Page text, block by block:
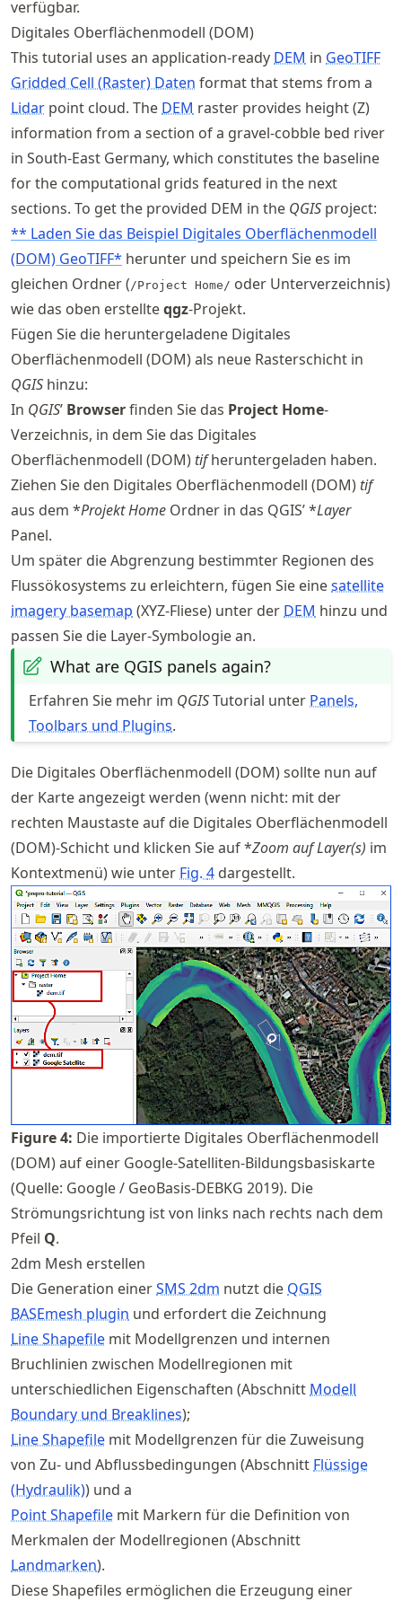
verfügbar.
Digitales Oberflächenmodell (DOM)
This tutorial uses an application-ready DEM in GeoTIFF
Gridded Cell (Raster) Daten format that stems from a
Lidar point cloud. The DEM raster provides height (Z)
information from a section of a gravel-cobble bed river
in South-East Germany, which constitutes the baseline
for the computational grids featured in the next
sections. To get the provided DEM in the QGIS project:
** Laden Sie das Beispiel Digitales Oberflächenmodell
(DOM) GeoTIFF* herunter und speichern Sie es im
gleichen Ordner (/Project Home/ oder Unterverzeichnis)
wie das oben erstellteqgz-Projekt.
Fügen Sie die heruntergeladene Digitales
Oberflächenmodell (DOM) als neue Rasterschicht in
QGIS hinzu:
In QGIS’ Browserfinden Sie das Project Home-
Verzeichnis, in dem Sie das Digitales
Oberflächenmodell (DOM) tifheruntergeladen haben.
Ziehen Sie den Digitales Oberflächenmodell (DOM) tif
aus dem *Projekt Home Ordner in das QGIS’ *Layer
Panel.
Um später die Abgrenzung bestimmter Regionen des
Flussökosystems zu erleichtern, fügen Sie einesatellite
imagery basemap (XYZ-Fliese) unter der DEM hinzu und
passen Sie die Layer-Symbologie an.
What are QGIS panels again?
Erfahren Sie mehr im QGISTutorial unter Panels,
Toolbars und Plugins.
Die Digitales Oberflächenmodell (DOM) sollte nun auf
der Karte angezeigt werden (wenn nicht: mit der
rechten Maustaste auf die Digitales Oberflächenmodell
(DOM)-Schicht und klicken Sie auf *Zoom auf Layer(s) im
Kontextmenü) wie unter Fig. 4 dargestellt.
Figure4: Die importierte Digitales Oberflächenmodell
(DOM) auf einer Google-Satelliten-Bildungsbasiskarte
(Quelle: Google / GeoBasis-DEBKG 2019). Die
Strömungsrichtung ist von links nach rechts nach dem
Pfeil Q.
2dm Mesh erstellen
Die Generation einerSMS 2dm nutzt die QGIS
BASEmesh plugin und erfordert die Zeichnung
Line Shapefile mit Modellgrenzen und internen
Bruchlinien zwischen Modellregionen mit
unterschiedlichen Eigenschaften (Abschnitt Modell
Boundary und Breaklines);
Line Shapefile mit Modellgrenzen für die Zuweisung
von Zu- und Abflussbedingungen (Abschnitt Flüssige
(Hydraulik)) und a
Point Shapefile mit Markern für die Definition von
Merkmalen der Modellregionen (Abschnitt
Landmarken).
Diese Shapefiles ermöglichen die Erzeugung einer